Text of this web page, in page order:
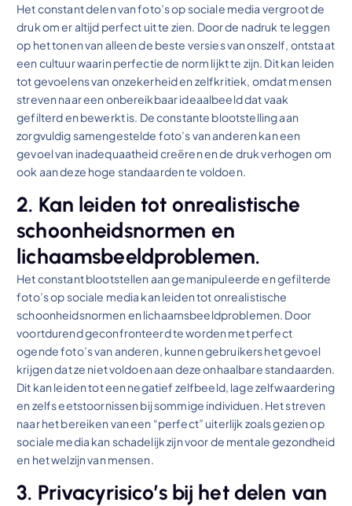
Het constant delen van foto’s op sociale media vergroot de
druk om er altijd perfect uit te zien. Door de nadruk te leggen
op het tonen van alleen de beste versies van onszelf, ontstaat
een cultuur waarin perfectie de norm lijkt te zijn. Dit kan leiden
tot gevoelens van onzekerheid en zelfkritiek, omdat mensen
streven naar een onbereikbaar ideaalbeeld dat vaak
gefilterd en bewerkt is. De constante blootstelling aan
zorgvuldig samengestelde foto’s van anderen kan een
gevoel van inadequaatheid creëren en de druk verhogen om
ook aan deze hoge standaarden te voldoen.
2. Kan leiden tot onrealistische
schoonheidsnormen en
lichaamsbeeldproblemen.
Het constant blootstellen aan gemanipuleerde en gefilterde
foto’s op sociale media kan leiden tot onrealistische
schoonheidsnormen en lichaamsbeeldproblemen. Door
voortdurend geconfronteerd te worden met perfect
ogende foto’s van anderen, kunnen gebruikers het gevoel
krijgen dat ze niet voldoen aan deze onhaalbare standaarden.
Dit kan leiden tot een negatief zelfbeeld, lage zelfwaardering
en zelfs eetstoornissen bij sommige individuen. Het streven
naar het bereiken van een “perfect” uiterlijk zoals gezien op
sociale media kan schadelijk zijn voor de mentale gezondheid
en het welzijn van mensen.
3. Privacyrisico’s bij het delen van